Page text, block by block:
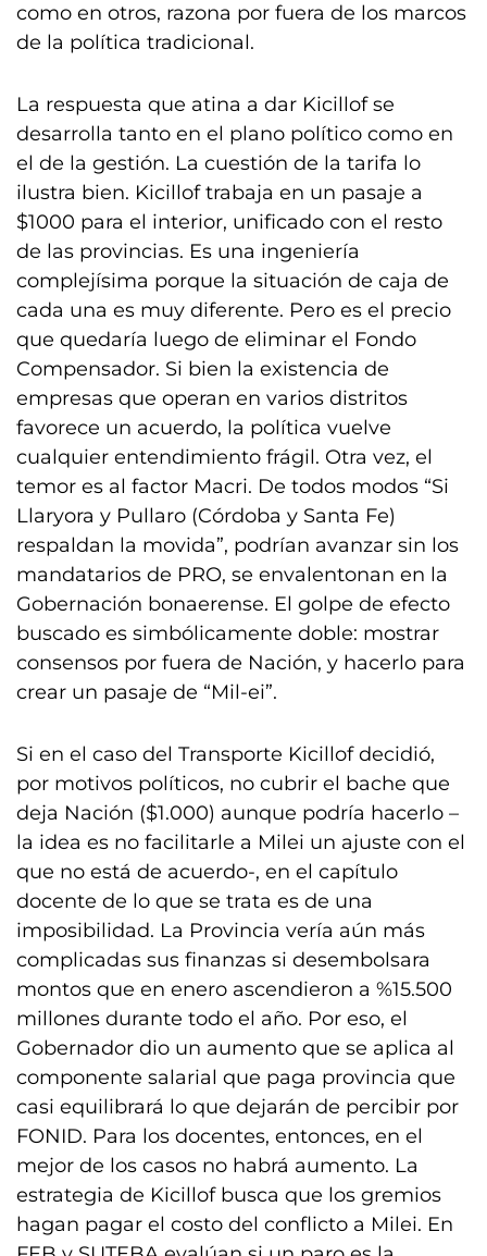
como en otros, razona por fuera de los marcos
de la política tradicional.
La respuesta que atina a dar Kicillof se
desarrolla tanto en el plano político como en
el de la gestión. La cuestión de la tarifa lo
ilustra bien. Kicillof trabaja en un pasaje a
$1000 para el interior, unificado con el resto
de las provincias. Es una ingeniería
complejísima porque la situación de caja de
cada una es muy diferente. Pero es el precio
que quedaría luego de eliminar el Fondo
Compensador. Si bien la existencia de
empresas que operan en varios distritos
favorece un acuerdo, la política vuelve
cualquier entendimiento frágil. Otra vez, el
temor es al factor Macri. De todos modos “Si
Llaryora y Pullaro (Córdoba y Santa Fe)
respaldan la movida”, podrían avanzar sin los
mandatarios de PRO, se envalentonan en la
Gobernación bonaerense. El golpe de efecto
buscado es simbólicamente doble: mostrar
consensos por fuera de Nación, y hacerlo para
crear un pasaje de “Mil-ei”.
Si en el caso del Transporte Kicillof decidió,
por motivos políticos, no cubrir el bache que
deja Nación ($1.000) aunque podría hacerlo –
la idea es no facilitarle a Milei un ajuste con el
que no está de acuerdo-, en el capítulo
docente de lo que se trata es de una
imposibilidad. La Provincia vería aún más
complicadas sus finanzas si desembolsara
montos que en enero ascendieron a %15.500
millones durante todo el año. Por eso, el
Gobernador dio un aumento que se aplica al
componente salarial que paga provincia que
casi equilibrará lo que dejarán de percibir por
FONID. Para los docentes, entonces, en el
mejor de los casos no habrá aumento. La
estrategia de Kicillof busca que los gremios
hagan pagar el costo del conflicto a Milei. En